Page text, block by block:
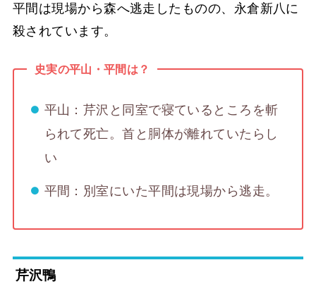
平間は現場から森へ逃走したものの、永倉新八に
殺されています。
史実の平山・平間は？
平山：芹沢と同室で寝ているところを斬
られて死亡。首と胴体が離れていたらし
い
平間：別室にいた平間は現場から逃走。
芹沢鴨